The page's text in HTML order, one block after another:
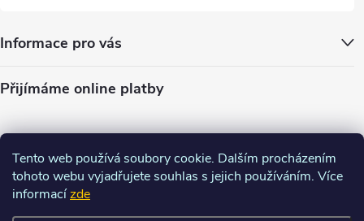
Tento web používá soubory cookie. Dalším procházením
tohoto webu vyjadřujete souhlas s jejich používáním. Více
informacízde
Informace pro vás
Přijímáme online platby